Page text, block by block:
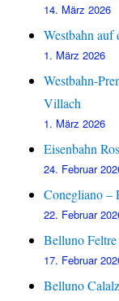
14. März 2026
Westbahn auf
1. März 2026
Westbahn-
Villach
1. März 2026
Eisenbahn
24. Februar
Conegliano –
22. Februar
Belluno
17. Februar
Belluno